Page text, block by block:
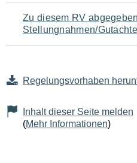
Zu diesem RV
Stellungnahmen/
Regelungsvorhaben
Inhalt dieser Seite melden
(Mehr Informationen)